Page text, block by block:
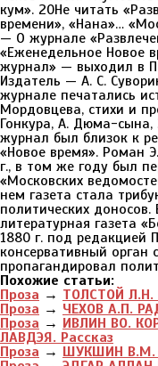
кум». 20Не читать
времени», «Нана»…
— О журнале
«Еженедельное Новое
журнал» — выходил в
Издатель — А. С.
журнале печатались
Мордовцева, стихи и
Гонкура, А. Дюма-сына,
журнал был близок к
«Новое время». Роман
г., в том же году был
«Московских
нем газета стала
политических
литературная газета
1880 г. под редакцией
консервативный орган
пропагандировал
Похожие статьи:
Проза → ТОЛСТОЙ Л.Н.
Проза → ЧЕХОВ А.П.
Проза → ИВЛИН ВО.
ЛАВДЭЯ. Рассказ
Проза → ШУКШИН В.М.